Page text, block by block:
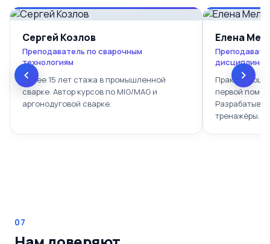
Сергей Козлов
Преподаватель по сварочным
технологиям
Более 15 лет стажа в промышленной
сварке. Автор курсов по MIG/MAG и
аргонодуговой сварке.
Елена
дисциплинам
первой
тренажёры.
07